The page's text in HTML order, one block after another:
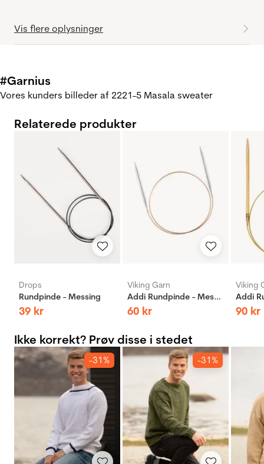
Vis flere oplysninger
#Garnius
Vores kunders billeder af 2221-5 Masala sweater
Relaterede produkter
Drops
Rundpinde - Messing
39 kr
Viking Garn
Addi Rundpinde - Messing
60 kr
Viking
90 kr
Ikke korrekt? Prøv disse i stedet
-31% -31%